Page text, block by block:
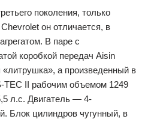
поколения, только
он отличается, в
В паре с
коробкой передач Aisin
«литрушка», а произведенный в
TEC II рабочим объемом 1249
л.с. Двигатель — 4-
Блок цилиндров чугунный, в